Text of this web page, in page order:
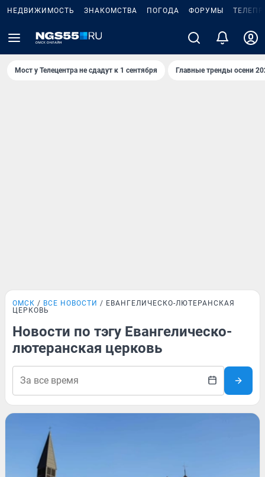
НЕДВИЖИМОСТЬ ЗНАКОМСТВА ПОГОДА ФОРУМЫ
Мост у Телецентра не сдадут к 1 сентября Главные тренды осени
ОМСК ВСЕ НОВОСТИ
ЕВАНГЕЛИЧЕСКО-ЛЮТЕРАНСКАЯ
ЦЕРКОВЬ
Новости по тэгу Евангелическо-
лютеранская церковь